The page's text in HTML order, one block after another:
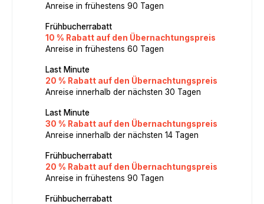
Anreise in frühestens 90 Tagen
Frühbucherrabatt
10 % Rabatt auf den Übernachtungspreis
Anreise in frühestens 60 Tagen
Last Minute
20 % Rabatt auf den Übernachtungspreis
Anreise innerhalb der nächsten 30 Tagen
Last Minute
30 % Rabatt auf den Übernachtungspreis
Anreise innerhalb der nächsten 14 Tagen
Frühbucherrabatt
20 % Rabatt auf den Übernachtungspreis
Anreise in frühestens 90 Tagen
Frühbucherrabatt